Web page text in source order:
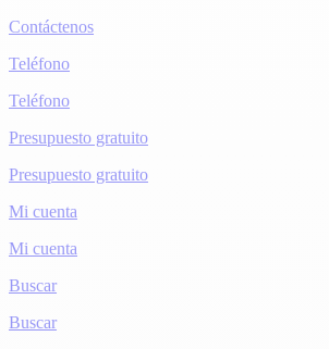
Contáctenos
Teléfono
Teléfono
Presupuesto gratuito
Presupuesto gratuito
Mi cuenta
Mi cuenta
Buscar
Buscar